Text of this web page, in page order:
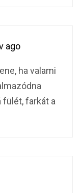
ago
ha valami
fülét, farkát a